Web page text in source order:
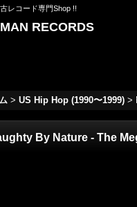
レコード専門Shop !!
RECORDS
> US Hip Hop (1990〜1999) >
By Nature - The